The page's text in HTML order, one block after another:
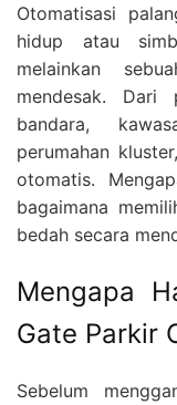
Otomatisasi
hidup atau
melainkan
mendesak. Dari
bandara,
perumahan
otomatis.
bagaimana
bedah secara
Mengapa
Gate Parkir
Sebelum